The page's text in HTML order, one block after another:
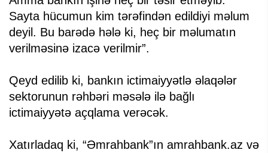
Sayta hücumun kim tərəfindən edildiyi məlum
deyil. Bu barədə hələ ki, heç bir məlumatın
verilməsinə izacə verilmir”.
Qeyd edilib ki, bankın ictimaiyyətlə əlaqələr
sektorunun rəhbəri məsələ ilə bağlı
ictimaiyyətə açqlama verəcək.
Xatırladaq ki, “Əmrahbank”ın amrahbank.az və